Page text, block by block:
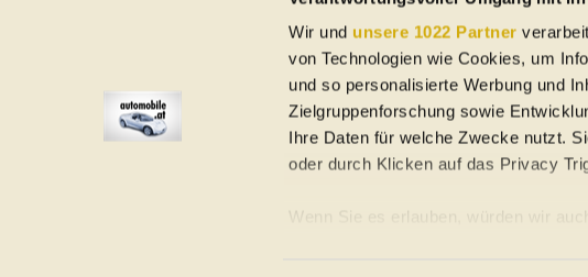
Wir und unsere 1022 Partner
von Technologien wie Cookies, um
und so personalisierte Werbung und
Zielgruppenforschung sowie
Ihre Daten für welche Zwecke nutzt.
oder durch Klicken auf das Privacy
Wenn Sie es erlauben, würden wir